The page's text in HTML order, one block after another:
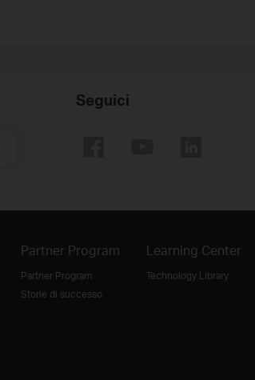
Seguici
Partner Program
Partner Program
Storie di successo
Learning Center
Technology Library